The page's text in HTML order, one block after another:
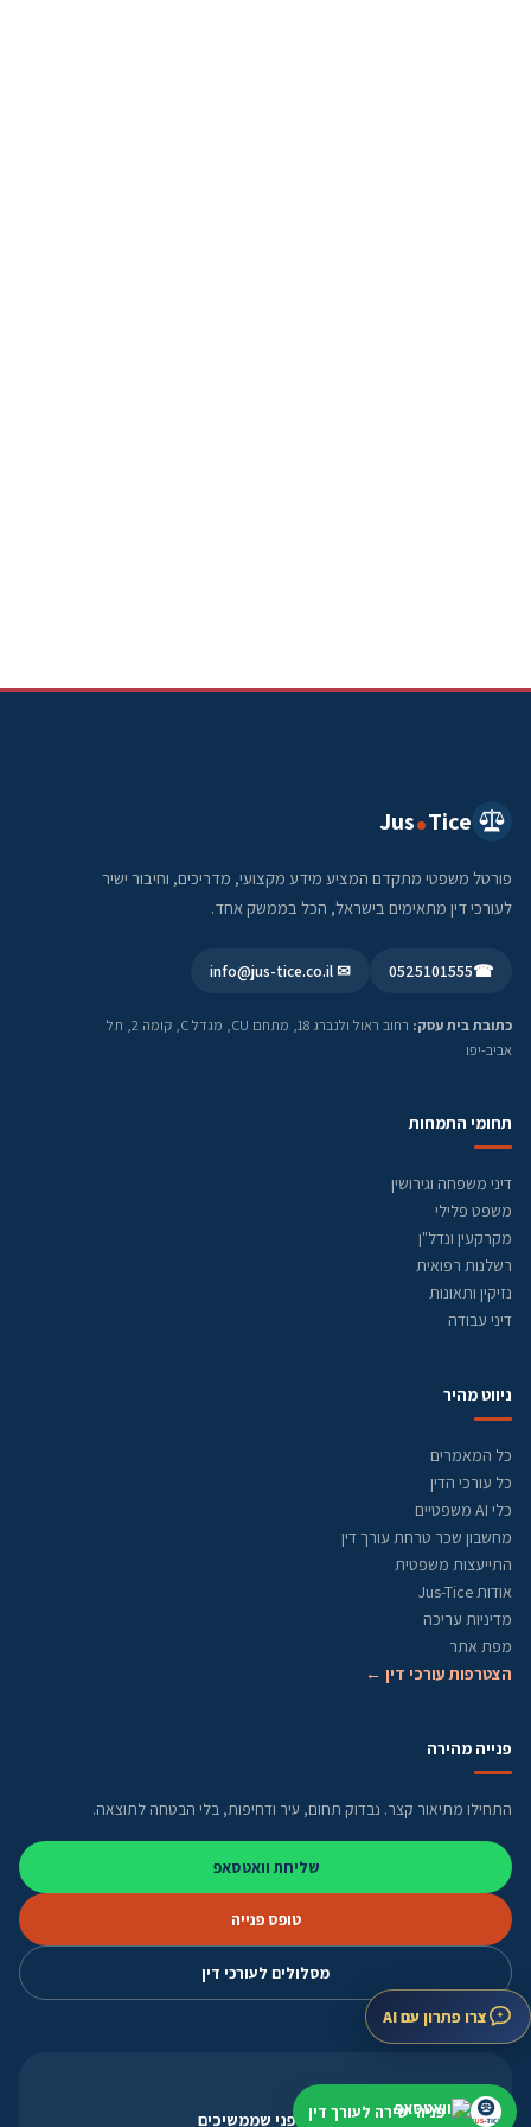
Jus Tice
פורטל משפטי מתקדם המציע מידע מקצועי, מדריכים, וחיבור ישיר
לעורכי דין מתאימים בישראל, הכל בממשק אחד.
☎
0525101555
✉ info@jus-tice.co.il
כתובת בית עסק:
רחוב ראול ולנברג 18, מתחם CU, מגדל C, קומה 2, תל
אביב-יפו
תחומי התמחות
דיני משפחה וגירושין
משפט פלילי
מקרקעין ונדל"ן
רשלנות רפואית
נזיקין ותאונות
דיני עבודה
ניווט מהיר
כל המאמרים
כל עורכי הדין
כלי AI משפטיים
מחשבון שכר טרחת עורך דין
התייעצות משפטית
אודות Jus-Tice
מדיניות עריכה
מפת אתר
הצטרפות עורכי דין ←
פנייה מהירה
התחילו מתיאור קצר. נבדוק תחום, עיר ודחיפות, בלי הבטחה לתוצאה.
שליחת וואטסאפ
טופס פנייה
מסלולים לעורכי דין
אחרי שהשארתם פנייה
בודקים תחום, עיר ודחיפות לפני שממשיכים
צרו פתרון עם AI
פניה ישירה לעורך דין